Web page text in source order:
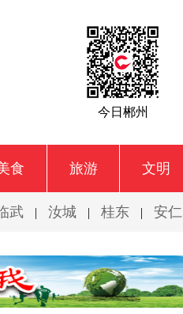
今日郴州
食 旅游 文明
武 | 汝城 | 桂东 | 安仁